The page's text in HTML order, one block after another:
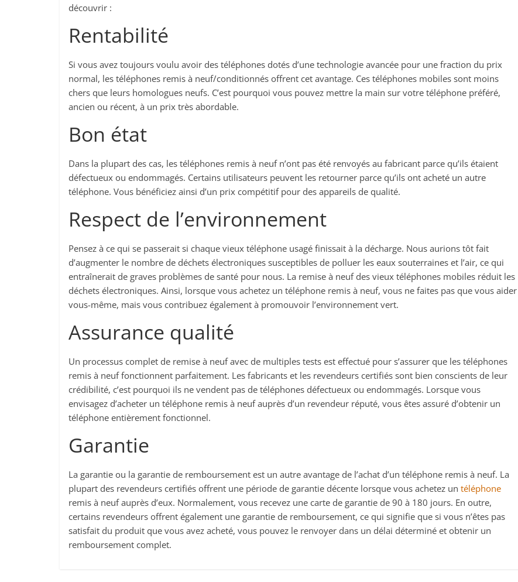
découvrir :
Rentabilité
Si vous avez toujours voulu avoir des téléphones dotés d’une technologie avancée pour une fraction du prix
normal, les téléphones remis à neuf/conditionnés offrent cet avantage. Ces téléphones mobiles sont moins
chers que leurs homologues neufs. C’est pourquoi vous pouvez mettre la main sur votre téléphone préféré,
ancien ou récent, à un prix très abordable.
Bon état
Dans la plupart des cas, les téléphones remis à neuf n’ont pas été renvoyés au fabricant parce qu’ils étaient
défectueux ou endommagés. Certains utilisateurs peuvent les retourner parce qu’ils ont acheté un autre
téléphone. Vous bénéficiez ainsi d’un prix compétitif pour des appareils de qualité.
Respect de l’environnement
Pensez à ce qui se passerait si chaque vieux téléphone usagé finissait à la décharge. Nous aurions tôt fait
d’augmenter le nombre de déchets électroniques susceptibles de polluer les eaux souterraines et l’air, ce qui
entraînerait de graves problèmes de santé pour nous. La remise à neuf des vieux téléphones mobiles réduit les
déchets électroniques. Ainsi, lorsque vous achetez un téléphone remis à neuf, vous ne faites pas que vous aider
vous-même, mais vous contribuez également à promouvoir l’environnement vert.
Assurance qualité
Un processus complet de remise à neuf avec de multiples tests est effectué pour s’assurer que les téléphones
remis à neuf fonctionnent parfaitement. Les fabricants et les revendeurs certifiés sont bien conscients de leur
crédibilité, c’est pourquoi ils ne vendent pas de téléphones défectueux ou endommagés. Lorsque vous
envisagez d’acheter un téléphone remis à neuf auprès d’un revendeur réputé, vous êtes assuré d’obtenir un
téléphone entièrement fonctionnel.
Garantie
La garantie ou la garantie de remboursement est un autre avantage de l’achat d’un téléphone remis à neuf. La
plupart des revendeurs certifiés offrent une période de garantie décente lorsque vous achetez un téléphone
remis à neuf auprès d’eux. Normalement, vous recevez une carte de garantie de 90 à 180 jours. En outre,
certains revendeurs offrent également une garantie de remboursement, ce qui signifie que si vous n’êtes pas
satisfait du produit que vous avez acheté, vous pouvez le renvoyer dans un délai déterminé et obtenir un
remboursement complet.